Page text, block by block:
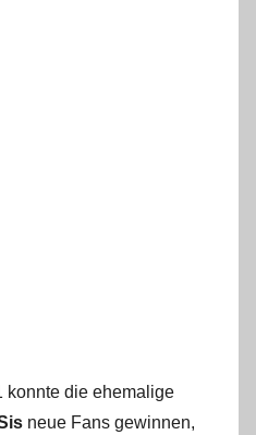
konnte die ehemalige
neue Fans gewinnen,